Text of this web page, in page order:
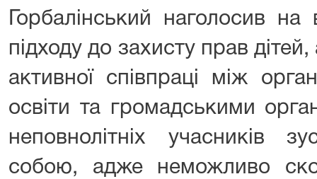
Горбалінський наголосив на
підходу до захисту прав
активної співпраці між
освіти та громадськими
неповнолітніх учасників
собою, адже неможливо